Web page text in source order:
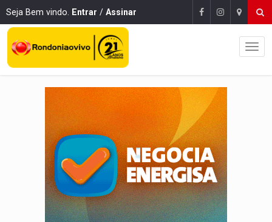
Seja Bem vindo. Entrar / Assinar